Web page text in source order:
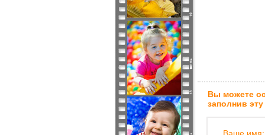
Вы можете
заполнив